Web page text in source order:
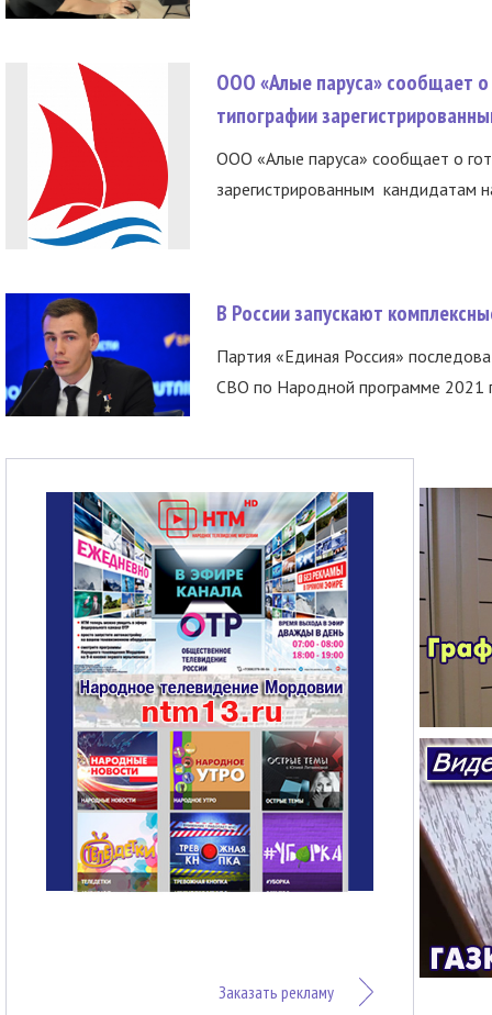
ООО «Алые паруса» сообщает о
типографии
ООО «Алые паруса» сообщает о
зарегистрированным кандидатам
В России запускают
Партия «Единая Россия»
СВО по Народной программе 2021
Заказать рекламу